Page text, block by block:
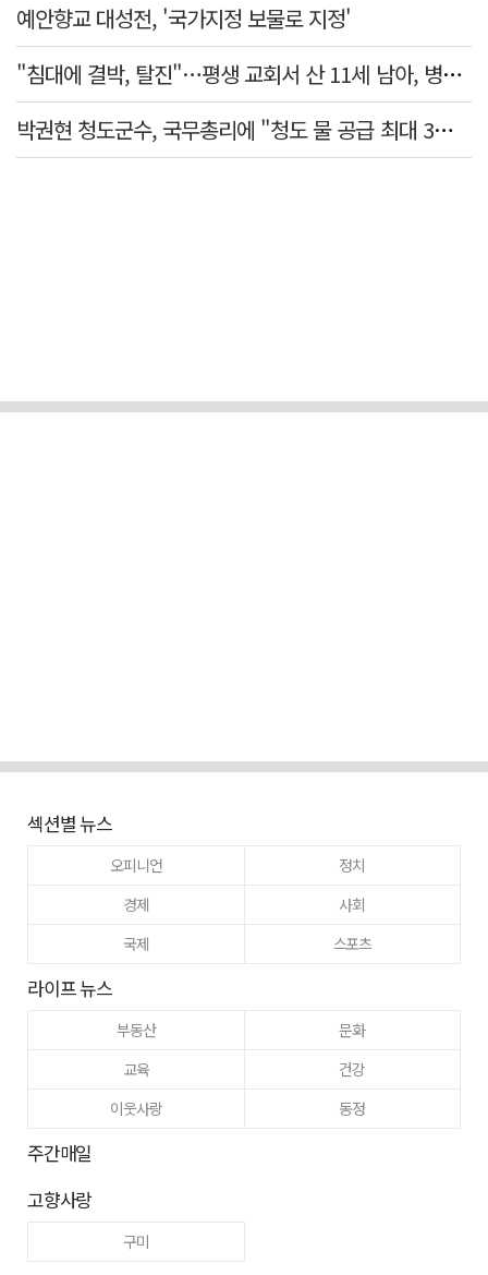
예안향교 대성전, '국가지정 보물로 지정'
"침대에 결박, 탈진"…평생 교회서 산 11세 남아, 병원 이송 끝 숨져
박권현 청도군수, 국무총리에 "청도 물 공급 최대 3만t 늘려달라"
섹션별 뉴스
오피니언
정치
경제
사회
국제
스포츠
라이프 뉴스
부동산
문화
교육
건강
이웃사랑
동정
주간매일
고향사랑
구미